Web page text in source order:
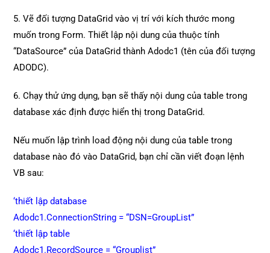
5. Vẽ đối tượng DataGrid vào vị trí với kích thước mong
muốn trong Form. Thiết lập nội dung của thuộc tính
“DataSource” của DataGrid thành Adodc1 (tên của đối tượng
ADODC).
6. Chạy thử ứng dụng, bạn sẽ thấy nội dung của table trong
database xác định được hiển thị trong DataGrid.
Nếu muốn lập trình load động nội dung của table trong
database nào đó vào DataGrid, bạn chỉ cần viết đoạn lệnh
VB sau:
‘thiết lập database
Adodc1.ConnectionString = “DSN=GroupList”
‘thiết lập table
Adodc1.RecordSource = “Grouplist”